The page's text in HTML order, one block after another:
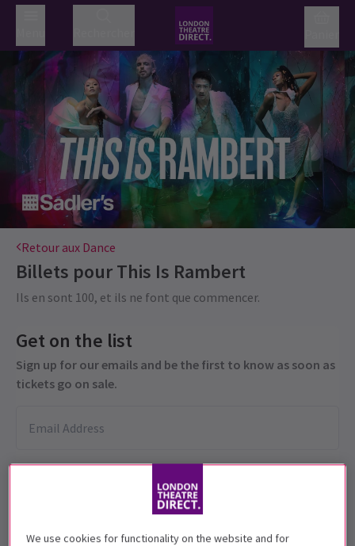
Retour aux Dance
Billets pourThis Is Rambert
Ils en sont 100, et ils ne font que commencer.
Get on the list
Sign up for our emails and be the first to know as soon as
tickets go on sale.
We use cookies for functionality on the website and for